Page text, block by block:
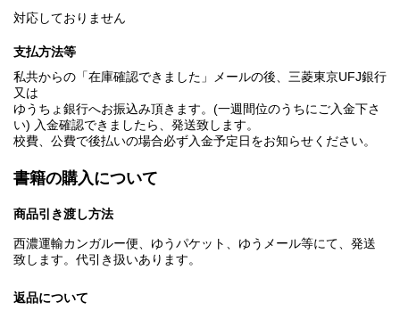
対応しておりません
支払方法等
私共からの「在庫確認できました」メールの後、三菱東京UFJ銀行
又は
ゆうちょ銀行へお振込み頂きます。(一週間位のうちにご入金下さ
い) 入金確認できましたら、発送致します。
校費、公費で後払いの場合必ず入金予定日をお知らせください。
書籍の購入について
商品引き渡し方法
西濃運輸カンガルー便、ゆうパケット、ゆうメール等にて、発送
致します。代引き扱いあります。
返品について